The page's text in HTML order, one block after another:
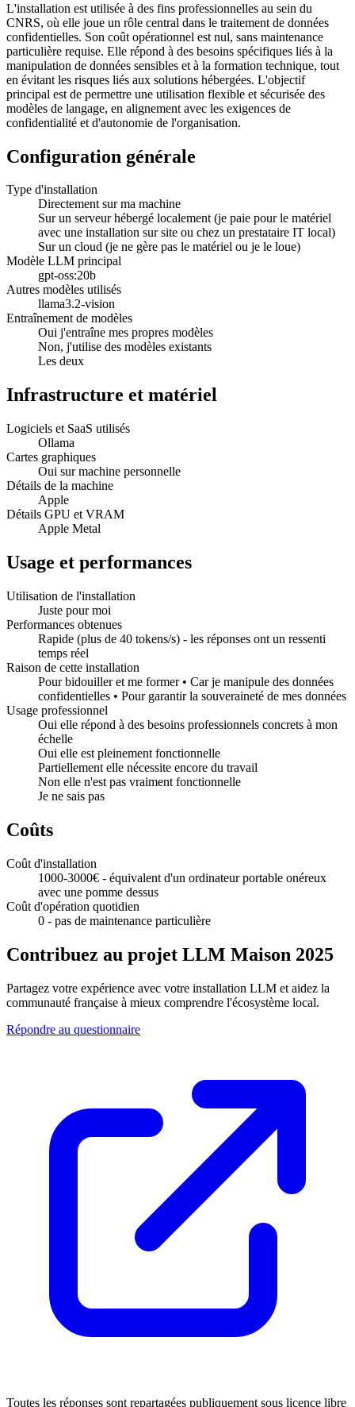
L'installation est utilisée à des fins professionnelles au sein du
CNRS, où elle joue un rôle central dans le traitement de données
confidentielles. Son coût opérationnel est nul, sans maintenance
particulière requise. Elle répond à des besoins spécifiques liés à la
manipulation de données sensibles et à la formation technique, tout
en évitant les risques liés aux solutions hébergées. L'objectif
principal est de permettre une utilisation flexible et sécurisée des
modèles de langage, en alignement avec les exigences de
confidentialité et d'autonomie de l'organisation.
Configuration générale
Type d'installation
Directement sur ma machine
Sur un serveur hébergé localement (je paie pour le matériel
avec une installation sur site ou chez un prestataire IT local)
Sur un cloud (je ne gère pas le matériel ou je le loue)
Modèle LLM principal
gpt-oss:20b
Autres modèles utilisés
llama3.2-vision
Entraînement de modèles
Oui j'entraîne mes propres modèles
Non, j'utilise des modèles existants
Les deux
Infrastructure et matériel
Logiciels et SaaS utilisés
Ollama
Cartes graphiques
Oui sur machine personnelle
Détails de la machine
Apple
Détails GPU et VRAM
Apple Metal
Usage et performances
Utilisation de l'installation
Juste pour moi
Performances obtenues
Rapide (plus de 40 tokens/s) - les réponses ont un ressenti
temps réel
Raison de cette installation
Pour bidouiller et me former • Car je manipule des données
confidentielles • Pour garantir la souveraineté de mes données
Usage professionnel
Oui elle répond à des besoins professionnels concrets à mon
échelle
Oui elle est pleinement fonctionnelle
Partiellement elle nécessite encore du travail
Non elle n'est pas vraiment fonctionnelle
Je ne sais pas
Coûts
Coût d'installation
1000-3000€ - équivalent d'un ordinateur portable onéreux
avec une pomme dessus
Coût d'opération quotidien
0 - pas de maintenance particulière
Contribuez au projet LLM Maison 2025
Partagez votre expérience avec votre installation LLM et aidez la
communauté française à mieux comprendre l'écosystème local.
Répondre au questionnaire
Toutes les réponses sont repartagées publiquement sous licence libre